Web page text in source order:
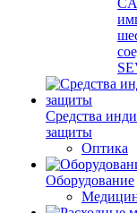
Средства
защиты
Оптика
Оборудование